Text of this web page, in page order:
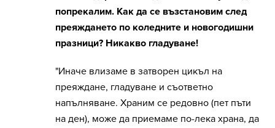
попрекалим. Как да се възстановим след
преяждането по коледните и новогодишни
празници? Никакво гладуване!
"Иначе влизаме в затворен цикъл на
преяждане, гладуване и съответно
напълняване. Храним се редовно (пет пъти
на ден), може да приемаме по-лека храна, да